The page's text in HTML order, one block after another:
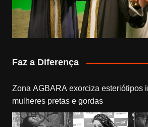
Faz a Diferença
Zona AGBARA exorciza esteriótipos
mulheres pretas e gordas